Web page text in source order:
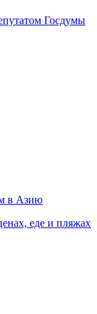
Госдумы
в Азию
еде и пляжах